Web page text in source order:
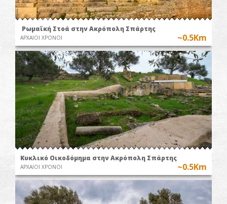
Ρωμαϊκή Στοά στην Ακρόπολη Σπάρτης
ΑΡΧΑΙΟΙ ΧΡΟΝΟΙ ~0.5Km
Κυκλικό Οικοδόμημα στην Ακρόπολη Σπάρτης
ΑΡΧΑΙΟΙ ΧΡΟΝΟΙ ~0.5Km